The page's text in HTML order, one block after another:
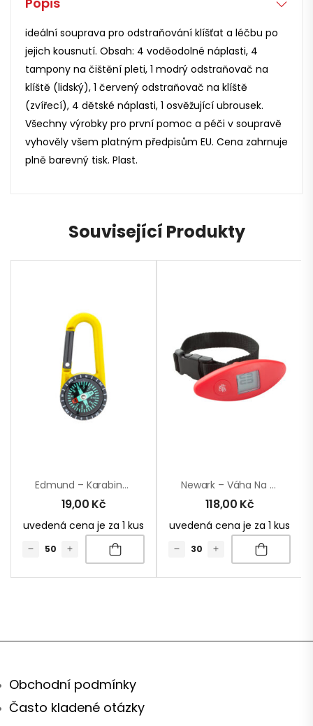
ideální souprava pro odstraňování klíšťat a léčbu po
jejich kousnutí. Obsah: 4 voděodolné náplasti, 4
tampony na čištění pleti, 1 modrý odstraňovač na
klíště (lidský), 1 červený odstraňovač na klíště
(zvířecí), 4 dětské náplasti, 1 osvěžující ubrousek.
Všechny výrobky pro první pomoc a péči v soupravě
vyhověly všem platným předpisům EU. Cena zahrnuje
plně barevný tisk. Plast.
Související Produkty
Edmund – Karabinka
19,00 Kč
uvedená cena je za 1 kus
Newark – Váha Na Zavazadla
118,00 Kč
uvedená cena je za 1 kus
Obchodní podmínky
Často kladené otázky